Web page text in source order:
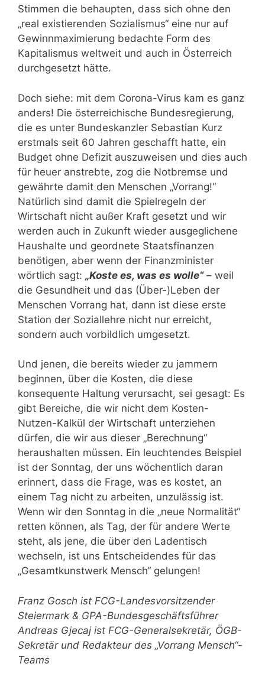
Stimmen die behaupten, dass sich ohne den
„real existierenden Sozialismus“ eine nur auf
Gewinnmaximierung bedachte Form des
Kapitalismus weltweit und auch in Österreich
durchgesetzt hätte.
Doch siehe: mit dem Corona-Virus kam es ganz
anders! Die österreichische Bundesregierung,
die es unter Bundeskanzler Sebastian Kurz
erstmals seit 60 Jahren geschafft hatte, ein
Budget ohne Defizit auszuweisen und dies auch
für heuer anstrebte, zog die Notbremse und
gewährte damit den Menschen „Vorrang!“
Natürlich sind damit die Spielregeln der
Wirtschaft nicht außer Kraft gesetzt und wir
werden auch in Zukunft wieder ausgeglichene
Haushalte und geordnete Staatsfinanzen
benötigen, aber wenn der Finanzminister
wörtlich sagt: „Koste es, was es wolle“– weil
die Gesundheit und das (Über-)Leben der
Menschen Vorrang hat, dann ist diese erste
Station der Soziallehre nicht nur erreicht,
sondern auch vorbildlich umgesetzt.
Und jenen, die bereits wieder zu jammern
beginnen, über die Kosten, die diese
konsequente Haltung verursacht, sei gesagt: Es
gibt Bereiche, die wir nicht dem Kosten-
Nutzen-Kalkül der Wirtschaft unterziehen
dürfen, die wir aus dieser „Berechnung“
heraushalten müssen. Ein leuchtendes Beispiel
ist der Sonntag, der uns wöchentlich daran
erinnert, dass die Frage, was es kostet, an
einem Tag nicht zu arbeiten, unzulässig ist.
Wenn wir den Sonntag in die „neue Normalität“
retten können, als Tag, der für andere Werte
steht, als jene, die über den Ladentisch
wechseln, ist uns Entscheidendes für das
„Gesamtkunstwerk Mensch“ gelungen!
Franz Gosch ist FCG-Landesvorsitzender
Steiermark & GPA-Bundesgeschäftsführer
Andreas Gjecaj ist FCG-Generalsekretär, ÖGB-
Sekretär und Redakteur des „Vorrang Mensch“-
Teams